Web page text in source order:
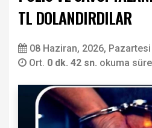
TL DOLANDIRDILAR
08 Haziran, 2026,
Ort. 0 dk. 42 sn. okuma